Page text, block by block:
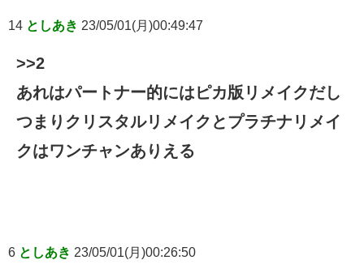
14 としあき 23/05/01(月)00:49:47
>>2
あれはパートナー的にはピカ版リメイクだし
つまりクリスタルリメイクとプラチナリメイ
クはワンチャンありえる
6 としあき 23/05/01(月)00:26:50